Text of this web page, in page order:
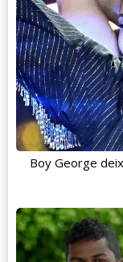
Boy George